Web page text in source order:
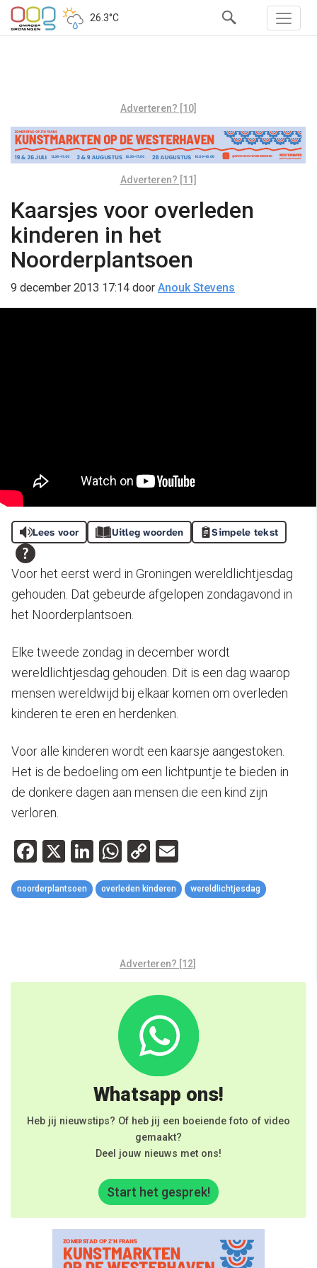
26.3°C
Adverteren? [10]
Adverteren? [11]
Kaarsjes voor overleden
kinderen in het
Noorderplantsoen
9 december 2013 17:14 door Anouk Stevens
Lees voor Uitleg woorden Simpele tekst
Voor het eerst werd in Groningen wereldlichtjesdag
gehouden. Dat gebeurde afgelopen zondagavond in
het Noorderplantsoen.
Elke tweede zondag in december wordt
wereldlichtjesdag gehouden. Dit is een dag waarop
mensen wereldwijd bij elkaar komen om overleden
kinderen te eren en herdenken.
Voor alle kinderen wordt een kaarsje aangestoken.
Het is de bedoeling om een lichtpuntje te bieden in
de donkere dagen aan mensen die een kind zijn
verloren.
Facebook
X LinkedIn
WhatsApp
Copy
Link
noorderplantsoen overleden kinderen wereldlichtjesdag
Adverteren? [12]
Whatsapp ons!
Heb jij nieuwstips? Of heb jij een boeiende foto of video
gemaakt?
Deel jouw nieuws met ons!
Start het gesprek!